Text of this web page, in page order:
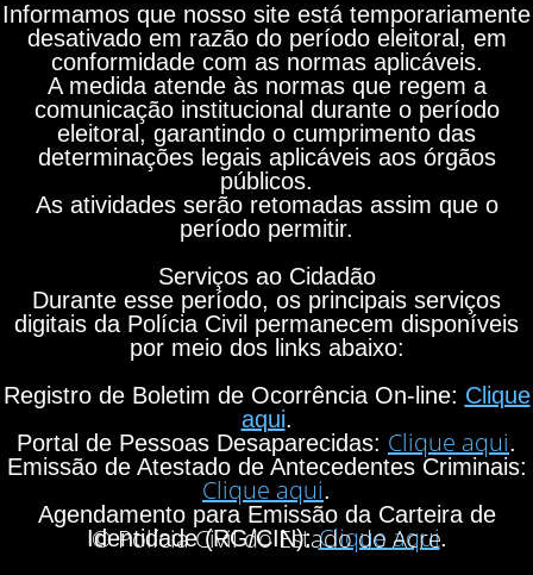
Informamos que nosso site está temporariamente
desativado em razão do período eleitoral, em
conformidade com as normas aplicáveis.
A medida atende às normas que regem a
comunicação institucional durante o período
eleitoral, garantindo o cumprimento das
determinações legais aplicáveis aos órgãos
públicos.
As atividades serão retomadas assim que o
período permitir.
Serviços ao Cidadão
Durante esse período, os principais serviços
digitais da Polícia Civil permanecem disponíveis
por meio dos links abaixo:
Registro de Boletim de Ocorrência On-line: Clique
aqui.
Portal de Pessoas Desaparecidas: Clique aqui.
Emissão de Atestado de Antecedentes Criminais:
Clique aqui.
Agendamento para Emissão da Carteira de
Identidade (RG/CIN):Clique aqui.
© Polícia Civil do Estado do Acre